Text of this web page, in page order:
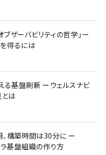
ザーバビリティの哲学」ー
得るには
る基盤刷新 ーウェルスナビ
は
構築時間は30分に ー
基盤組織の作り方